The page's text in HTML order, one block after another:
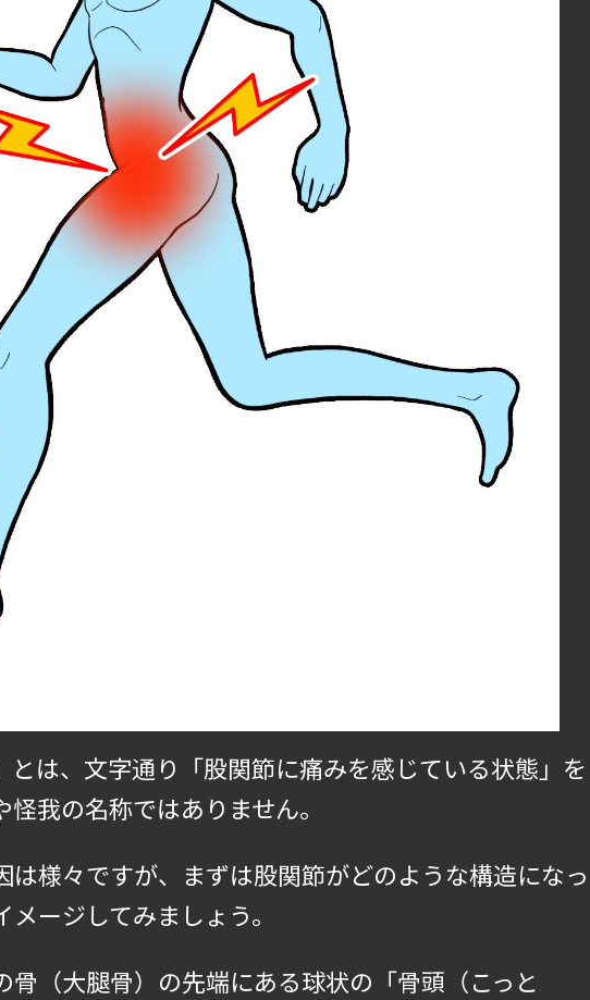
とは、文字通り「股関節に痛みを感じている状態」を
我の名称ではありません。
は様々ですが、まずは股関節がどのような構造になっ
ージしてみましょう。
骨（大腿骨）の先端にある球状の「骨頭（こっと